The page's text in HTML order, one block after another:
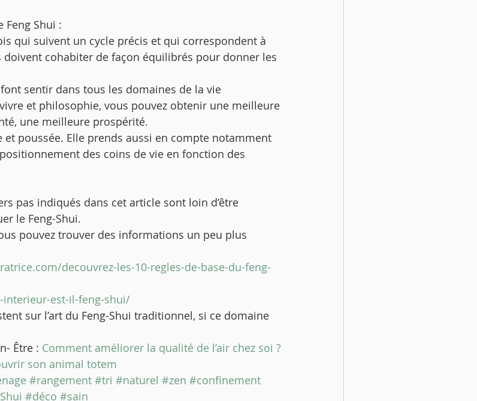
Feng Shui :
qui suivent un cycle précis et qui correspondent à
doivent cohabiter de façon équilibrés pour donner les
sentir dans tous les domaines de la vie
et philosophie, vous pouvez obtenir une meilleure
une meilleure prospérité.
et poussée. Elle prends aussi en compte notamment
des coins de vie en fonction des
pas indiqués dans cet article sont loin d’être
le Feng-Shui.
pouvez trouver des informations un peu plus
decouvrez-les-10-regles-de-base-du-feng-
est-il-feng-shui/
sur l’art du Feng-Shui traditionnel, si ce domaine
Être : Comment améliorer la qualité de l’air chez soi ?
son animal totem
#rangement #tri #naturel #zen #confinement
#déco #sain